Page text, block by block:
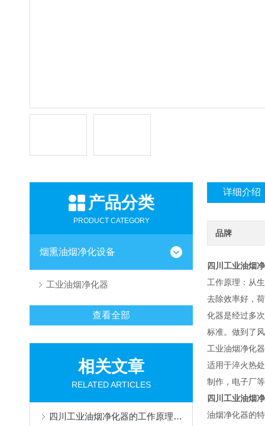
产品分类
PRODUCT CATEGORY
烟熏油烟净化设备
工业油烟净化器
查看全部
相关文章
RELATED ARTICLES
四川工业油烟净化器的工作原理及特点
详细介绍
品牌
四川工业油烟
工作原理：从
去除效率好，
化器是经过多
标准。做到了
工业油烟净化
适用于淬火热
制作，电子厂
四川工业油烟
油烟净化